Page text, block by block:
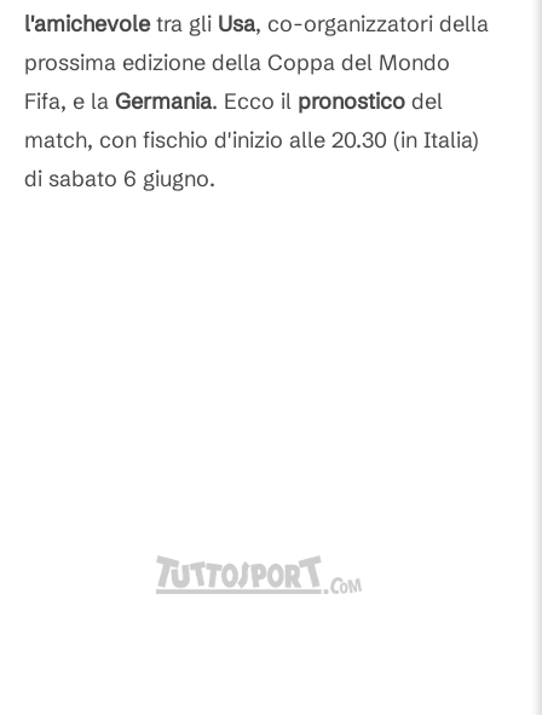
l'amichevoletra gli Usa, co-organizzatori della
prossima edizione della Coppa del Mondo
Fifa, e la Germania. Ecco il pronostico del
match, con fischio d'inizio alle 20.30 (in Italia)
di sabato 6 giugno.